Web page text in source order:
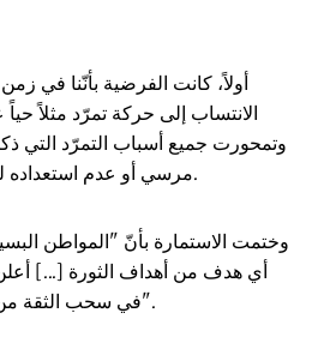
أولاً، كانت الفرضية بأنّنا في
الانتساب إلى حركة تمرّد مثلاً
وتمحورت جميع أسباب التمرّد التي
مرسي أو عدم استعداده لتلبية مطالب ثورة يناير.
وختمت الاستمارة بأنّ "المواطن
أي هدف من أهداف الثورة [...] أعلن
في سحب الثقة من الرئيس محمد مرسي".